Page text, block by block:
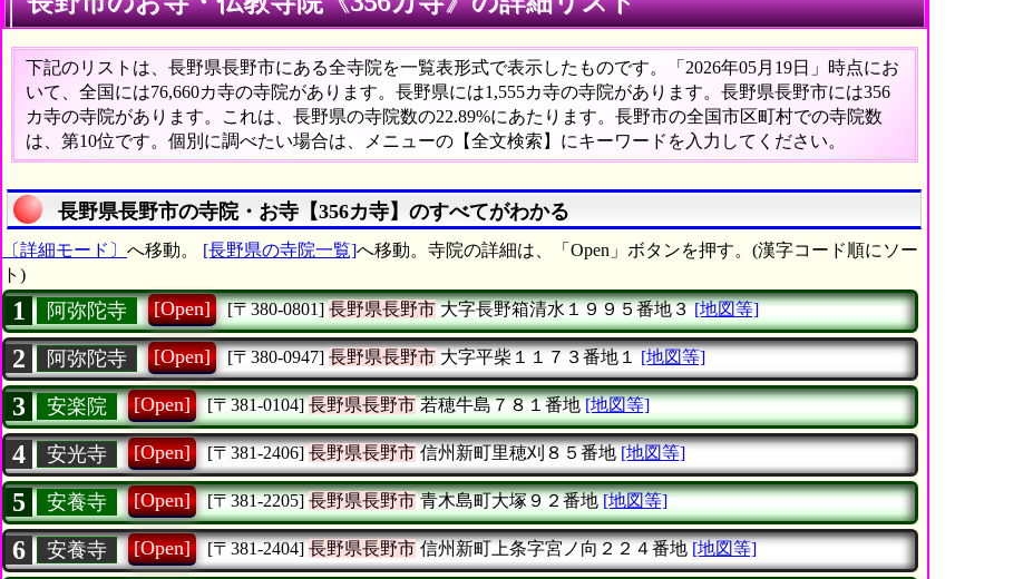
下記のリストは、長野県長野市にある全寺院を一覧表形式で表示したものです。「2026年05月19日」時点にお
いて、全国には76,660カ寺の寺院があります。長野県には1,555カ寺の寺院があります。長野県長野市には356
カ寺の寺院があります。これは、長野県の寺院数の22.89%にあたります。長野市の全国市区町村での寺院数
は、第10位です。個別に調べたい場合は、メニューの【全文検索】にキーワードを入力してください。
長野県長野市の寺院・お寺【356カ寺】のすべてがわかる
〔詳細モード〕 へ移動。 [長野県の寺院一覧]へ移動。寺院の詳細は、「Open」ボタンを押す。(漢字コード順にソー
ト)
1 阿弥陀寺 [Open] [〒380-0801] 長野県長野市大字長野箱清水１９９５番地３ [地図等]
2 阿弥陀寺 [Open] [〒380-0947] 長野県長野市大字平柴１１７３番地１ [地図等]
3 安楽院 [Open] [〒381-0104] 長野県長野市若穂牛島７８１番地 [地図等]
4 安光寺 [Open] [〒381-2406] 長野県長野市信州新町里穂刈８５番地 [地図等]
5 安養寺 [Open] [〒381-2205] 長野県長野市青木島町大塚９２番地 [地図等]
6 安養寺 [Open] [〒381-2404] 長野県長野市信州新町上条字宮ノ向２２４番地 [地図等]